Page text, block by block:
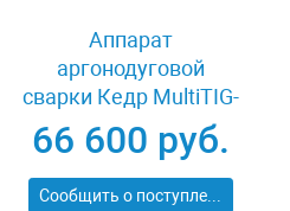
Аппарат
аргонодуговой
сварки Кедр MultiTIG-
2500P-1 DC 8009675
66 600 руб.
Сообщить о поступлении